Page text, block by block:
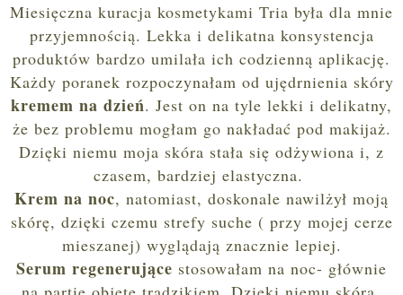
Miesięczna kuracja kosmetykami Tria była dla mnie
przyjemnością. Lekka i delikatna konsystencja
produktów bardzo umilała ich codzienną aplikację.
Każdy poranek rozpoczynałam od ujędrnienia skóry
kremem na dzień. Jest on na tyle lekki i delikatny,
że bez problemu mogłam go nakładać pod makijaż.
Dzięki niemu moja skóra stała się odżywiona i, z
czasem, bardziej elastyczna.
Krem na noc, natomiast, doskonale nawilżył moją
skórę, dzięki czemu strefy suche ( przy mojej cerze
mieszanej) wyglądają znacznie lepiej.
Serum regenerujące stosowałam na noc- głównie